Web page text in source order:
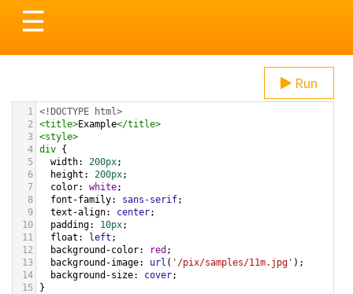
Toggle
navigation
☰
Run
1 <!DOCTYPE html>
2
<title>Example</title>
3 <style>
4 div {
5
width: 200px;
6
height : 200px;
7
color: white;
8
font-family: sans-serif;
9
text-align: center;
10
padding: 10px;
11
float : left ;
12
background-color: red ;
13
background-image: url ( '/pix/samples/11m.jpg' );
14
background-size: cover;
15
}